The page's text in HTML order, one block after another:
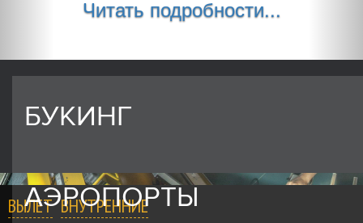
Читать подробности...
БУКИНГ
АЭРОПОРТЫ
ВЫЛЕТ ВНУТРЕННИЕ